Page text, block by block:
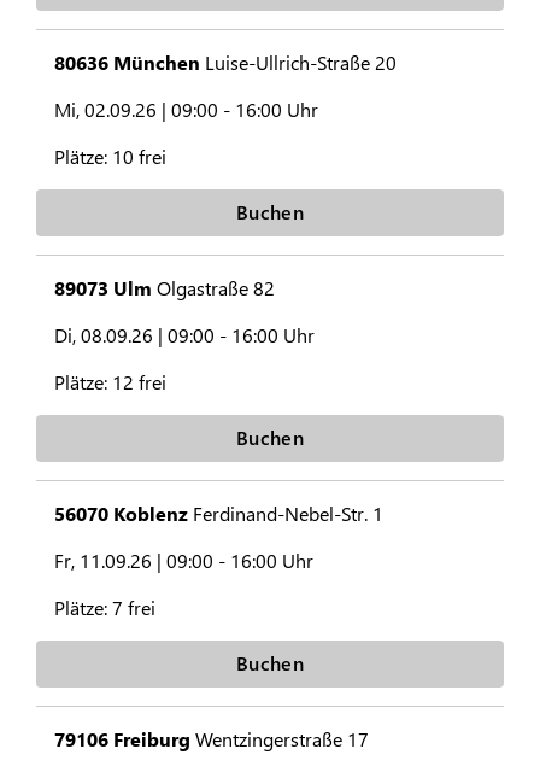
80636 München Luise-Ullrich-Straße 20
Mi, 02.09.26 | 09:00 - 16:00 Uhr
Plätze: 10 frei
Buchen
89073 Ulm Olgastraße 82
Di, 08.09.26 | 09:00 - 16:00 Uhr
Plätze: 12 frei
Buchen
56070 Koblenz Ferdinand-Nebel-Str. 1
Fr, 11.09.26 | 09:00 - 16:00 Uhr
Plätze:7 frei
Buchen
79106 Freiburg Wentzingerstraße 17